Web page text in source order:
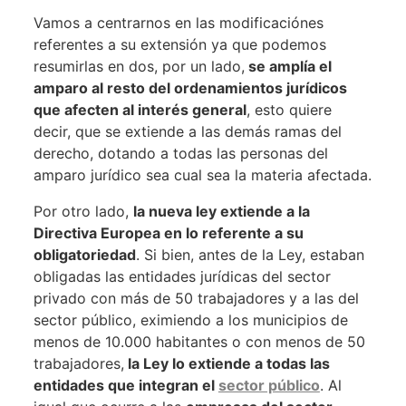
Vamos a centrarnos en las modificaciónes
referentes a su extensión ya que podemos
resumirlas en dos, por un lado, se amplía el
amparo al resto del ordenamientos jurídicos
que afecten al interés general, esto quiere
decir, que se extiende a las demás ramas del
derecho, dotando a todas las personas del
amparo jurídico sea cual sea la materia afectada.
Por otro lado, la nueva ley extiende a la
Directiva Europea en lo referente a su
obligatoriedad. Si bien, antes de la Ley, estaban
obligadas las entidades jurídicas del sector
privado con más de 50 trabajadores y a las del
sector público, eximiendo a los municipios de
menos de 10.000 habitantes o con menos de 50
trabajadores, la Ley lo extiende a todas las
entidades que integran el sector público. Al